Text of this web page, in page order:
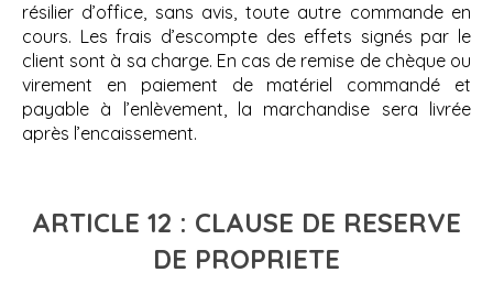
résilier d’office, sans avis, toute autre commande en
cours. Les frais d’escompte des effets signés par le
client sont à sa charge. En cas de remise de chèque ou
virement en paiement de matériel commandé et
payable à l’enlèvement, la marchandise sera livrée
après l’encaissement.
ARTICLE 12 : CLAUSE DE RESERVE
DE PROPRIETE